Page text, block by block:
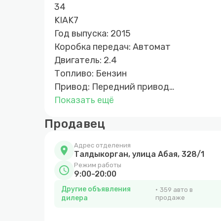
34
KIAK7
Год выпуска: 2015
Коробка передач: Автомат
Двигатель: 2.4
Топливо: Бензин
Привод: Передний привод
Растаможен в Казахстане: Да
Первоначальный взнос: От:10-15%
国+7700 1771807
Администратор
田 +7 707 724-73-18
Контроль качества #автосалон
Показать ещё
Продавец
location_on Адрес отделения
Талдыкорган, улица Абая, 328/1
schedule Режим работы
9:00-20:00
Другие объявления
дилера
359 авто в
продаже